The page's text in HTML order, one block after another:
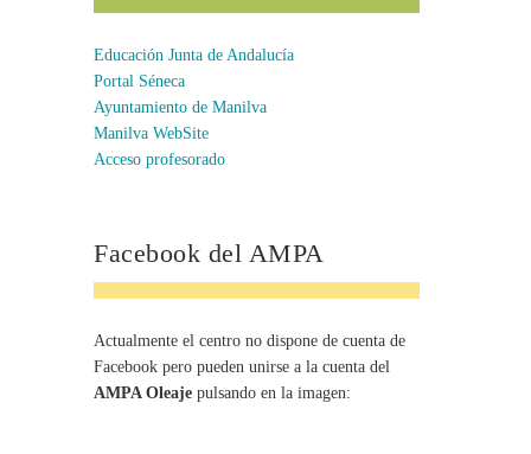
Educación Junta de Andalucía
Portal Séneca
Ayuntamiento de Manilva
Manilva WebSite
Acceso profesorado
Facebook del AMPA
Actualmente el centro no dispone de cuenta de
Facebook pero pueden unirse a la cuenta del
AMPA Oleaje pulsando en la imagen: